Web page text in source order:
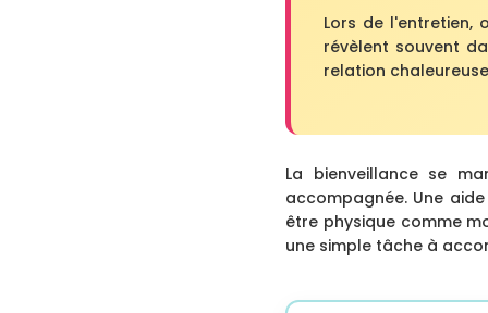
Lors de l'entretien,
révèlent souvent
relation
La bienveillance se
accompagnée. Une
être physique comme
une simple tâche à